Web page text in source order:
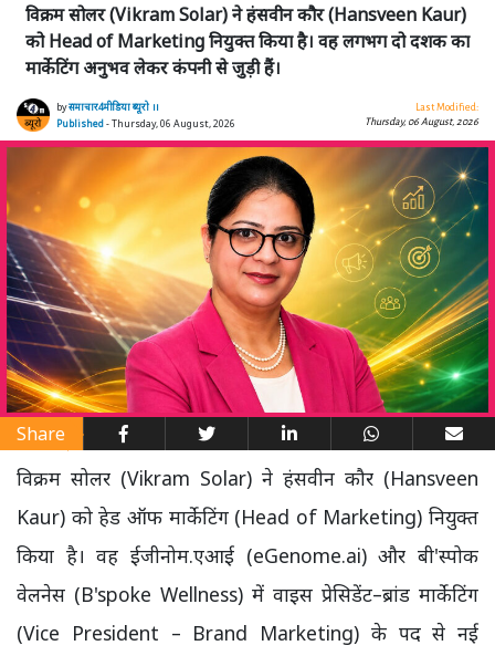
विक्रम सोलर (Vikram Solar) ने हंसवीन कौर (Hansveen Kaur)
को Head of Marketing नियुक्त किया है। वह लगभग दो दशक का
मार्केटिंग अनुभव लेकर कंपनी से जुड़ी हैं।
byसमाचार4मीडिया ब्यूरो ।।
Published- Thursday, 06 August, 2026
Last Modified:
Thursday, 06 August, 2026
Share
विक्रम सोलर (Vikram Solar) ने हंसवीन कौर (Hansveen
Kaur) को हेड ऑफ मार्केटिंग (Head of Marketing) नियुक्त
किया है। वह ईजीनोम.एआई (eGenome.ai) और बी'स्पोक
वेलनेस (B'spoke Wellness) में वाइस प्रेसिडेंट–ब्रांड मार्केटिंग
(Vice President – Brand Marketing) के पद से नई